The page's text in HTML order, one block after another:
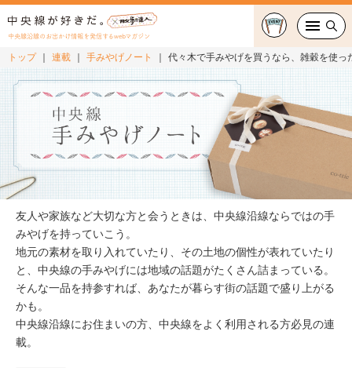
中央線沿線のお出かけ情報を発信するwebマガジン
グルメ・カフェ
スイーツ・テイクアウト
おでかけ
ショッピング
中央線カルチャー
特集
連載
中央線フェス
トップ 連載 手みやげノート 代々木で手みやげを買うなら、雑穀を使
友人や家族など大切な方と会うときは、中央線沿線ならではの手
みやげを持っていこう。
地元の素材を取り入れていたり、その土地の個性が表れていたり
と、中央線の手みやげには地域の話題がたくさん詰まっている。
そんな一品を持参すれば、あなたが暮らす街の話題で盛り上がる
かも。
中央線沿線にお住まいの方、中央線をよく利用される方必見の連
載。